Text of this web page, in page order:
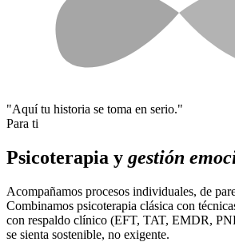
"Aquí tu historia se toma en serio."
Para ti
Psicoterapia y gestión
Acompañamos procesos individuales, de
Combinamos psicoterapia clásica con
con respaldo clínico (EFT, TAT, EMDR,
se sienta sostenible, no exigente.